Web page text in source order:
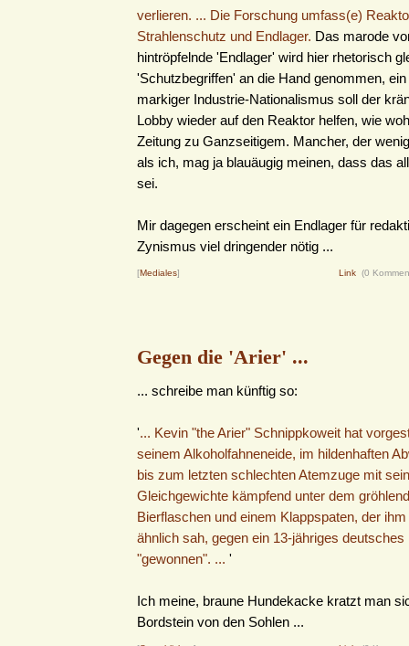
verlieren. ... Die Forschung umfass(e)
Strahlenschutz und Endlager. Das marode
hintröpfelnde 'Endlager' wird hier rhetorisch
'Schutzbegriffen' an die Hand genommen,
markiger Industrie-Nationalismus soll der
Lobby wieder auf den Reaktor helfen, wie
Zeitung zu Ganzseitigem. Mancher, der
als ich, mag ja blauäugig meinen, dass das
sei.
Mir dagegen erscheint ein Endlager für
Zynismus viel dringender nötig ...
[Mediales] Link (0
Gegen die 'Arier' ...
... schreibe man künftig so:
'... Kevin "the Arier" Schnippkoweit hat
seinem Alkoholfahneneide, im hildenhaften
bis zum letzten schlechten Atemzuge mit
Gleichgewichte kämpfend unter dem
Bierflaschen und einem Klappspaten, der
ähnlich sah, gegen ein 13-jähriges deutsches
"gewonnen". ... '
Ich meine, braune Hundekacke kratzt man
Bordstein von den Sohlen ...